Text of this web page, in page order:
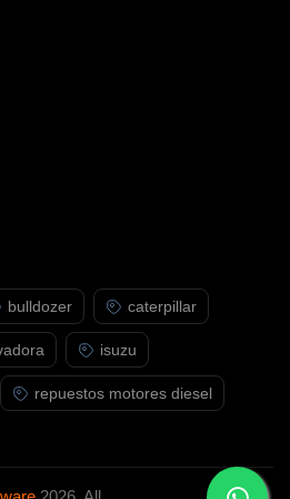
bulldozer caterpillar
isuzu
repuestos motores diesel